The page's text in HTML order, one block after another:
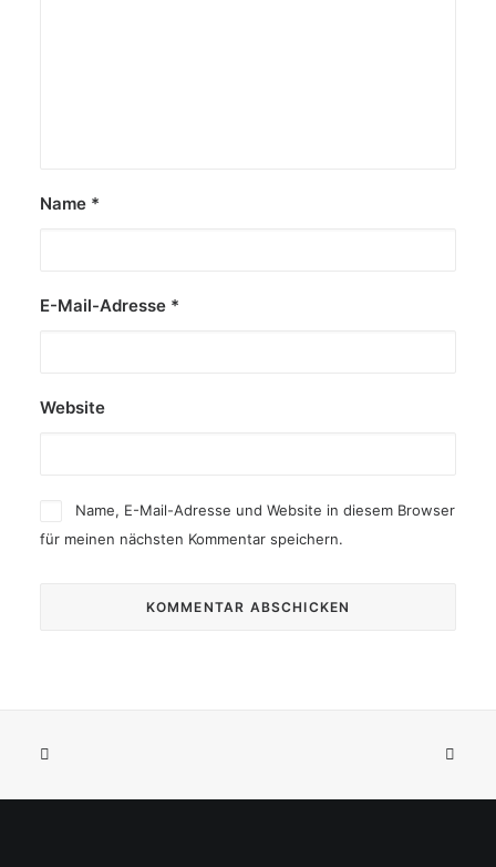
Name *
E-Mail-Adresse *
Website
Name, E-Mail-Adresse und Website in diesem Browser
für meinen nächsten Kommentar speichern.